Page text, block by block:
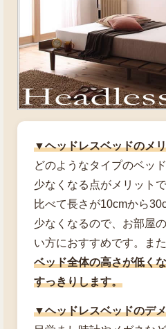
▼ヘッドレスベッドのメ
どのようなタイプのベッ
少なくなる点がメリット
比べて長さが10cmから
少なくなるので、お部屋
い方におすすめです。また
ベッド全体の高さが低く
すっきりします。
▼ヘッドレスベッドのデ